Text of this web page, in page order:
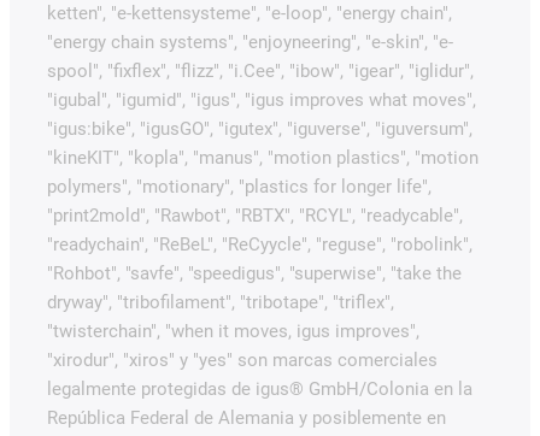
ketten", "e-kettensysteme", "e-loop", "energy chain",
"energy chain systems", "enjoyneering", "e-skin", "e-
spool", "fixflex", "flizz", "i.Cee", "ibow", "igear", "iglidur",
"igubal", "igumid", "igus", "igus improves what moves",
"igus:bike", "igusGO", "igutex", "iguverse", "iguversum",
"kineKIT", "kopla", "manus", "motion plastics", "motion
polymers", "motionary", "plastics for longer life",
"print2mold", "Rawbot", "RBTX", "RCYL", "readycable",
"readychain", "ReBeL", "ReCyycle", "reguse", "robolink",
"Rohbot", "savfe", "speedigus", "superwise", "take the
dryway", "tribofilament", "tribotape", "triflex",
"twisterchain", "when it moves, igus improves",
"xirodur", "xiros" y "yes" son marcas comerciales
legalmente protegidas de igus® GmbH/Colonia en la
República Federal de Alemania y posiblemente en